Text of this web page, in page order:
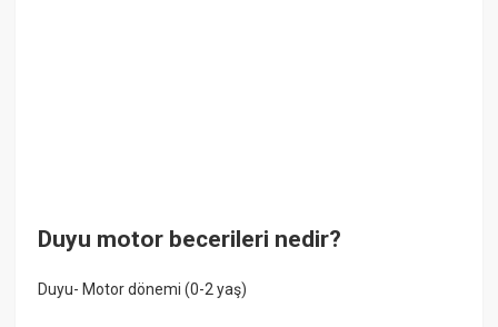
Duyu motor becerileri nedir?
Duyu- Motor dönemi (0-2 yaş)